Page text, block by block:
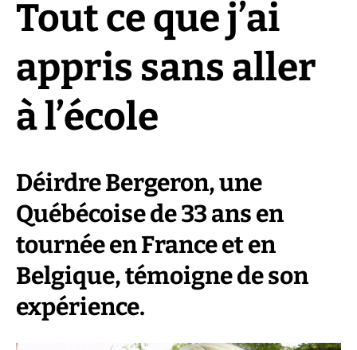
Tout ce que j’ai
appris sans aller
à l’école
Déirdre Bergeron, une
Québécoise de 33 ans en
tournée en France et en
Belgique, témoigne de son
expérience.